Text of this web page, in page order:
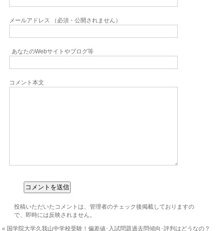
メールアドレス （必須・公開されません）
あなたのWebサイトやブログ等
コメント本文
投稿いただいたコメントは、管理者のチェック後掲載しておりますの
で、即時には反映されません。
« 国学院大学久我山中学校受験！偏差値･入試問題過去問傾向･評判はどうなの？